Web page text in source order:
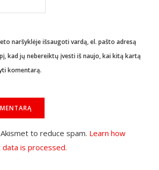
naršyklėje išsaugoti vardą, el. pašto adresą
kad jų nebereiktų įvesti iš naujo, kai kitą kartą
komentarą.
to reduce spam. Learn how
is processed.